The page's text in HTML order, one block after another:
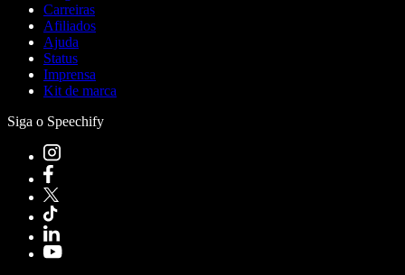
Carreiras
Afiliados
Ajuda
Status
Imprensa
Kit de marca
Siga o Speechify